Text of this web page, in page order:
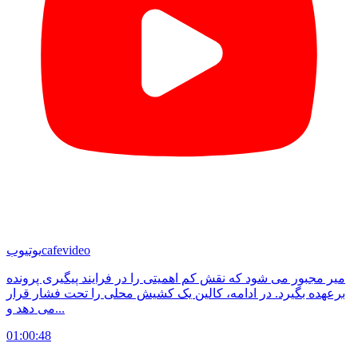
یوتیوبcafevideo
میر مجبور می شود که نقش کم اهمیتی را در فرایند پیگیری پرونده
برعهده بگیرد. در ادامه، کالین یک کشیش محلی را تحت فشار قرار
می دهد و...
01:00:48